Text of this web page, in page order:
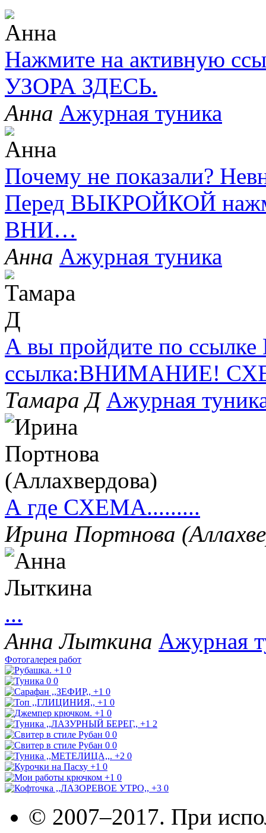
Нажмите на активную
УЗОРА ЗДЕСЬ.
Анна Ажурная туника
Почему не показали?
Перед ВЫКРОЙКОЙ
ВНИ…
Анна Ажурная туника
А вы пройдите по
ссылка:ВНИМАНИЕ!
Тамара Д Ажурная
А где СХЕМА.........
Ирина Портнова
...
Анна Лыткина Ажурная
Фотогалерея работ
+1 0
0 0
+1 0
+1 0
+1 0
+1 2
0 0
0 0
+2 0
+1 0
+1 0
+3 0
© 2007–2017. При